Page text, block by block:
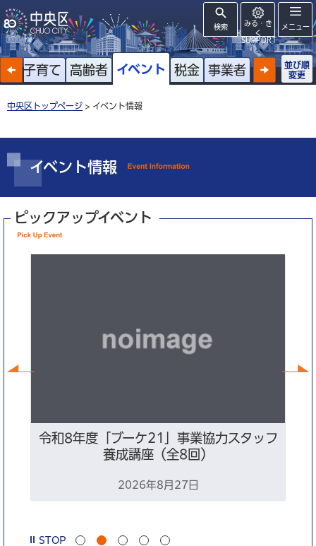
検索
みる・き
く
SUPPORT
メニュー
子育て 高齢者 イベント 税金 事業者
並び順
変更
中央区トップページ > イベント情報
イベント情報
ピックアップイベント
令和8年度「ブーケ21」事業協力スタッフ
養成講座（全8回）
2026年8月27日
STOP